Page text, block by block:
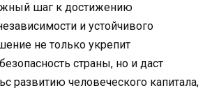
шаг к достижению
и устойчивого
не только укрепит
страны, но и даст
развитию человеческого капитала,